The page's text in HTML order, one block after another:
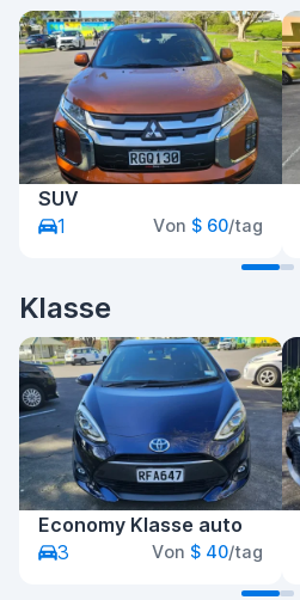
SUV
1
Von $ 60/tag
Klasse
Economy Klasse auto
3
Von $ 40/tag